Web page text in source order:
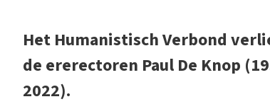
Het Humanistisch Verbond
de ererectoren Paul De Knop
2022).